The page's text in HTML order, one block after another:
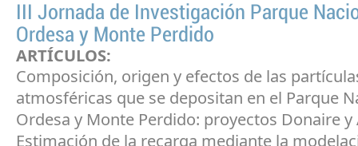
III Jornada de Investigación Parque
Ordesa y Monte Perdido
ARTÍCULOS:
Composición, origen y efectos de las
atmosféricas que se depositan en el Parque
Ordesa y Monte Perdido: proyectos Donaire y
Estimación de la recarga mediante la